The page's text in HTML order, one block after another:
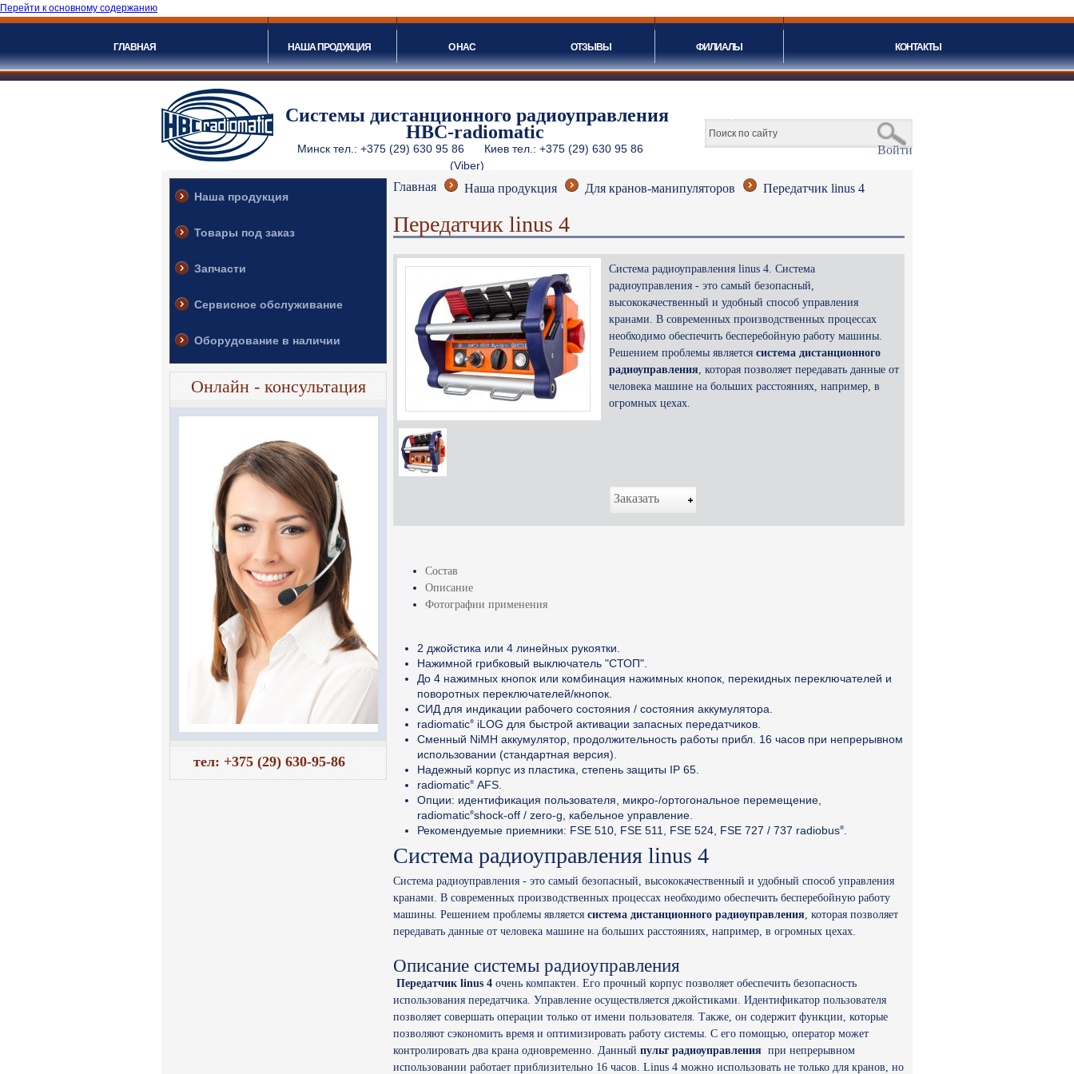
Перейти к основному содержанию
ГЛАВНАЯ НАША ПРОДУКЦИЯ О НАС ОТЗЫВЫ ФИЛИАЛЫ КОНТАКТЫ
Системы дистанционного радиоуправления
HBC-radiomatic
Минск тел.: +375 (29) 630 95 86 Киев тел.: +375 (29) 630 95 86
(Viber)
Санкт-Петербург +375 (29) 630 95 86 Астана +375 (29) 630 95 86 (Вацап)
Войти
Наша продукция
Товары под заказ
Запчасти
Сервисное обслуживание
Оборудование в наличии
Онлайн - консультация
тел: +375 (29) 630-95-86
Главная Наша продукция Для кранов-манипуляторов Передатчик linus 4
Передатчик linus 4
Система радиоуправления linus 4. Система
радиоуправления - это самый безопасный,
высококачественный и удобный способ управления
кранами. В современных производственных процессах
необходимо обеспечить бесперебойную работу машины.
Решением проблемы является система дистанционного
радиоуправления, которая позволяет передавать данные от
человека машине на больших расстояниях, например, в
огромных цехах.
Заказать
Состав
Описание
Фотографии применения
2 джойстика или 4 линейных рукоятки.
Нажимной грибковый выключатель "СТОП".
До 4 нажимных кнопок или комбинация нажимных кнопок, перекидных переключателей и
поворотных переключателей/кнопок.
СИД для индикации рабочего состояния / состояния аккумулятора.
radiomatic®
iLOG для быстрой активации запасных передатчиков.
Сменный NiMH аккумулятор, продолжительность работы прибл. 16 часов при непрерывном
использовании (стандартная версия).
Надежный корпус из пластика, степень защиты IP 65.
radiomatic® AFS.
Опции: идентификация пользователя, микро-/ортогональное перемещение,
radiomatic®shock-off / zero-g, кабельное управление.
Рекомендуемые приемники: FSE 510, FSE 511, FSE 524, FSE 727 / 737 radiobus®
Система радиоуправления linus 4
Система радиоуправления - это самый безопасный, высококачественный и удобный способ управления
кранами. В современных производственных процессах необходимо обеспечить бесперебойную работу
машины. Решением проблемы является система дистанционного радиоуправления, которая позволяет
передавать данные от человека машине на больших расстояниях, например, в огромных цехах.
Описание системы радиоуправления
Передатчик linus 4 очень компактен. Его прочный корпус позволяет обеспечить безопасность
использования передатчика. Управление осуществляется джойстиками. Идентификатор пользователя
позволяет совершать операции только от имени пользователя. Также, он содержит функции, которые
позволяют сэкономить время и оптимизировать работу системы. С его помощью, оператор может
контролировать два крана одновременно. Данный пульт радиоуправления при непрерывном
использовании работает приблизительно 16 часов. Linus 4 можно использовать не только для кранов, но